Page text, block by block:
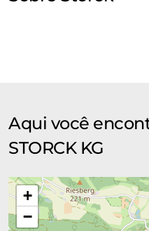
Aqui você
STORCK KG
+
−